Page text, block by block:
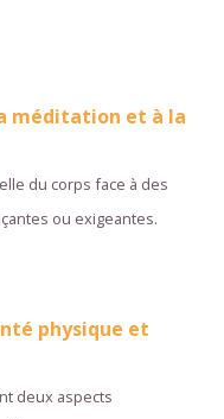
méditation et à la
du corps face à des
ou exigeantes.
physique et
deux aspects